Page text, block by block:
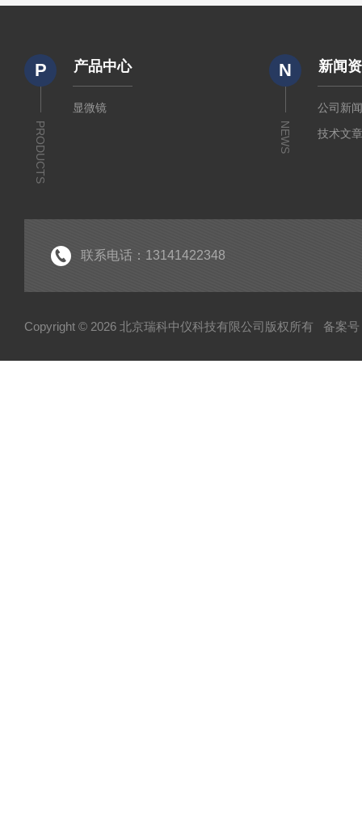
P
PRODUCTS
产品中心
显微镜
N
NEWS
新闻
公司新
技术文
联系电话：13141422348
Copyright © 2026 北京瑞科中仪科技有限公司版权所有 备案号